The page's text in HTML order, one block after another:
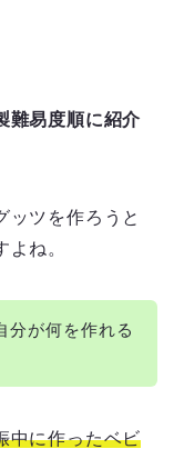
難易度順に紹介
ッツを作ろうと
ね。
分が何を作れる
中に作ったベビ